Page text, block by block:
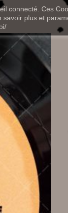
connecté. Ces
plus et